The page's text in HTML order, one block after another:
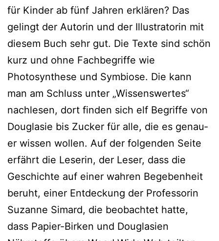
für Kinder ab fünf Jahren erklä­ren? Das
gelingt der Autorin und der Illustratorin mit
die­sem Buch sehr gut. Die Texte sind schön
kurz und ohne Fachbegriffe wie
Photosynthese und Symbiose. Die kann
man am Schluss unter „Wissenswertes“
nach­le­sen, dort fin­den sich elf Begriffe von
Douglasie bis Zucker für alle, die es genau­
er wis­sen wol­len. Auf der fol­gen­den Seite
erfährt die Leserin, der Leser, dass die
Geschichte auf einer wah­ren Begebenheit
beruht, einer Entdeckung der Professorin
Suzanne Simard, die beob­ach­tet hat­te,
dass Papier-Birken und Douglasien